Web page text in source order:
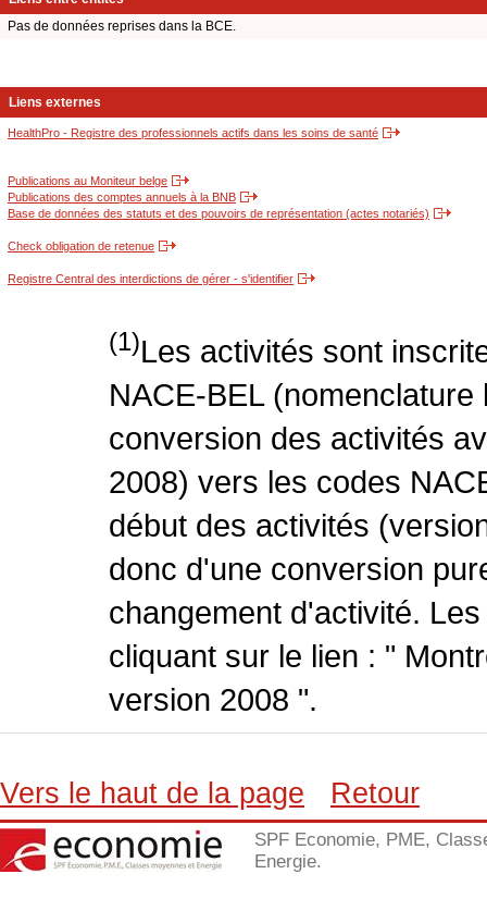
Pas de données reprises dans la BCE.
Liens externes
HealthPro - Registre des professionnels actifs dans les soins de santé
Publications au Moniteur belge
Publications des comptes annuels à la BNB
Base de données des statuts et des pouvoirs de représentation (actes notariés)
Check obligation de retenue
Registre Central des interdictions de gérer - s'identifier
(1)Les activités sont
NACE-BEL
conversion des activités
2008) vers les codes
début des activités
donc d'une conversion
changement d'activité.
cliquant sur le lien : "
version 2008 ".
Vers le haut de la page Retour
SPF Economie, PME,
Energie.